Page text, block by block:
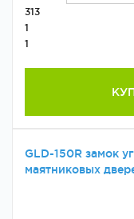
313
1
1
GLD-150R замок
маятниковых